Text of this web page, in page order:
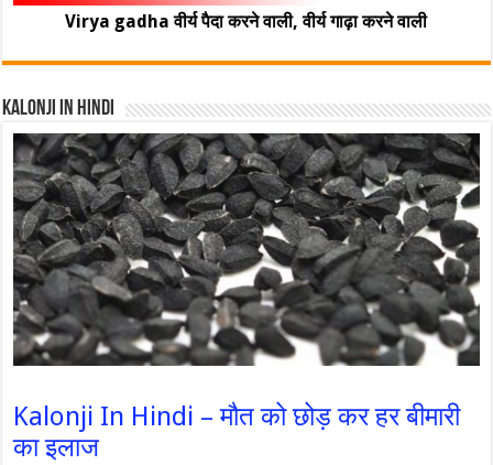
Virya gadha वीर्य पैदा करने वाली, वीर्य गाढ़ा करने वाली
Kalonji In Hindi
Kalonji In Hindi – मौत को छोड़ कर हर बीमारी
का इलाज